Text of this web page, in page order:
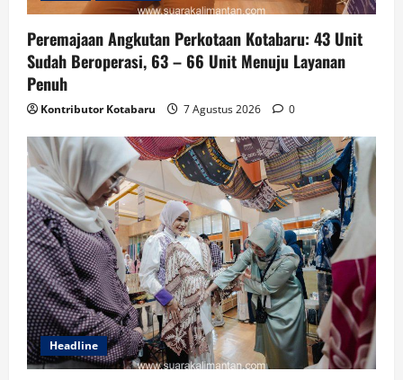
Peremajaan Angkutan Perkotaan Kotabaru: 43 Unit
Sudah Beroperasi, 63 – 66 Unit Menuju Layanan
Penuh
Kontributor Kotabaru 7 Agustus 2026 0
Headline